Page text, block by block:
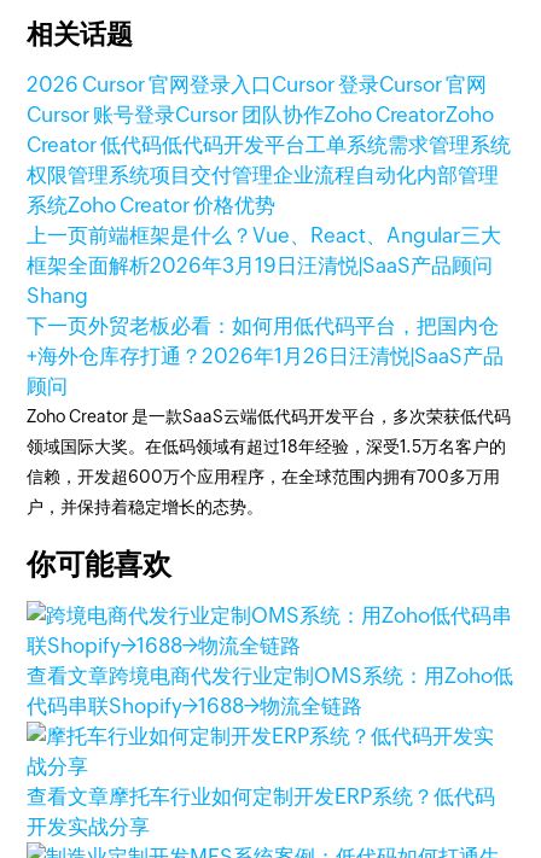
相关话题
2026 Cursor 官网登录入口 Cursor 登录Cursor 官网
Cursor 账号登录Cursor 团队协作Zoho CreatorZoho
Creator 低代码低代码开发平台工单系统需求管理系统
权限管理系统项目交付管理企业流程自动化内部管理
系统Zoho Creator 价格优势
上一页前端框架是什么？Vue、React、Angular三大
框架全面解析2026年3月19日汪清悦|SaaS产品顾问
Shang
下一页外贸老板必看：如何用低代码平台，把国内仓
+海外仓库存打通？2026年1月26日汪清悦|SaaS产品
顾问
Zoho Creator 是一款SaaS云端低代码开发平台，多次荣获低代码
领域国际大奖。在低码领域有超过18年经验，深受1.5万名客户的
信赖，开发超600万个应用程序，在全球范围内拥有700多万用
户，并保持着稳定增长的态势。
你可能喜欢
查看文章跨境电商代发行业定制OMS系统：用Zoho低
代码串联Shopify→1688→物流全链路
查看文章摩托车行业如何定制开发ERP系统？低代码
开发实战分享